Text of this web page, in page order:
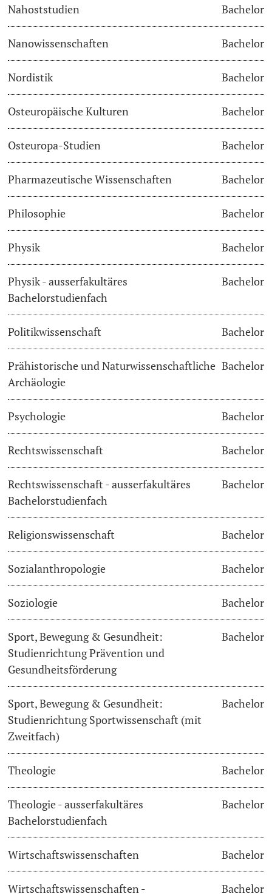
Lernbörse
Lernräume
Nahoststudien Bachelor
Nanowissenschaften Bachelor
Nordistik Bachelor
Osteuropäische Kulturen Bachelor
Osteuropa-Studien Bachelor
Pharmazeutische Wissenschaften Bachelor
Philosophie Bachelor
Physik Bachelor
Physik - ausserfakultäres
Bachelorstudienfach
Bachelor
Politikwissenschaft Bachelor
Prähistorische und Naturwissenschaftliche
Archäologie
Bachelor
Psychologie Bachelor
Rechtswissenschaft Bachelor
Rechtswissenschaft - ausserfakultäres
Bachelorstudienfach
Bachelor
Religionswissenschaft Bachelor
Sozialanthropologie Bachelor
Soziologie Bachelor
Sport, Bewegung & Gesundheit:
Studienrichtung Prävention und
Gesundheitsförderung
Bachelor
Sport, Bewegung & Gesundheit:
Studienrichtung Sportwissenschaft (mit
Zweitfach)
Bachelor
Theologie Bachelor
Theologie - ausserfakultäres
Bachelorstudienfach
Bachelor
Wirtschaftswissenschaften Bachelor
Wirtschaftswissenschaften - Bachelor